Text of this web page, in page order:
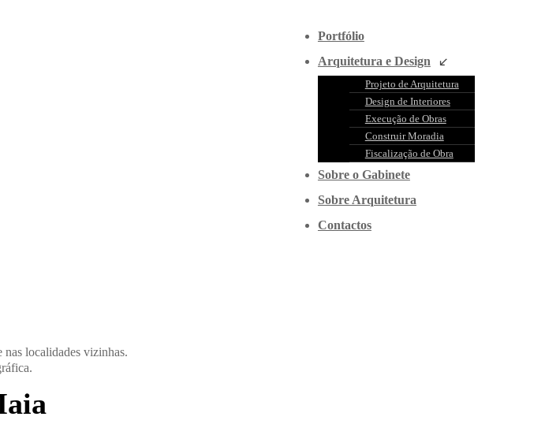
Portfólio
Arquitetura e Design
Projeto de Arquitetura
Design de Interiores
Execução de Obras
Construir Moradia
Fiscalização de Obra
Sobre o Gabinete
Sobre Arquitetura
Contactos
localidades vizinhas.